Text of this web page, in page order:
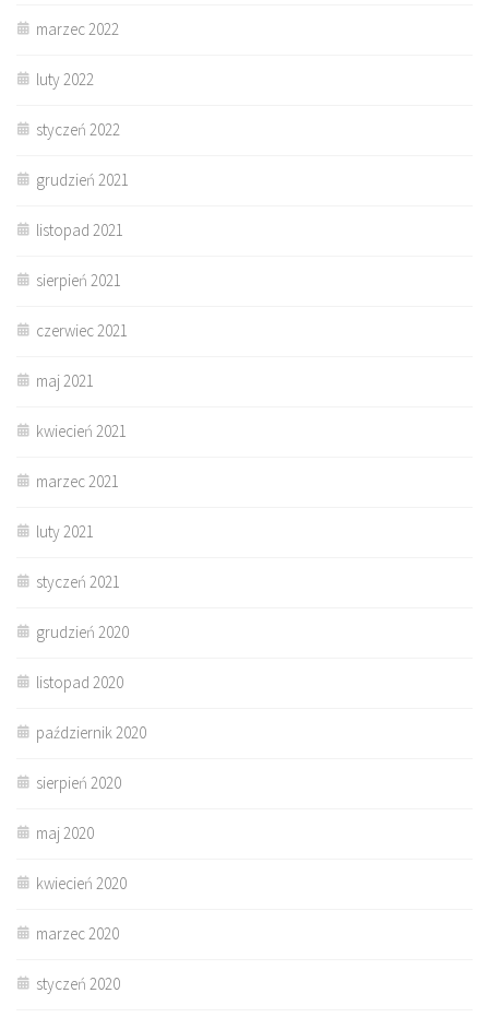
marzec 2022
luty 2022
styczeń 2022
grudzień 2021
listopad 2021
sierpień 2021
czerwiec 2021
maj 2021
kwiecień 2021
marzec 2021
luty 2021
styczeń 2021
grudzień 2020
listopad 2020
październik 2020
sierpień 2020
maj 2020
kwiecień 2020
marzec 2020
styczeń 2020